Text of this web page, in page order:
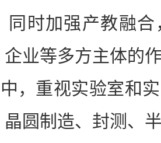
同时加强产教融
企业等多方主体的
中，重视实验室和
圆制造、封测、